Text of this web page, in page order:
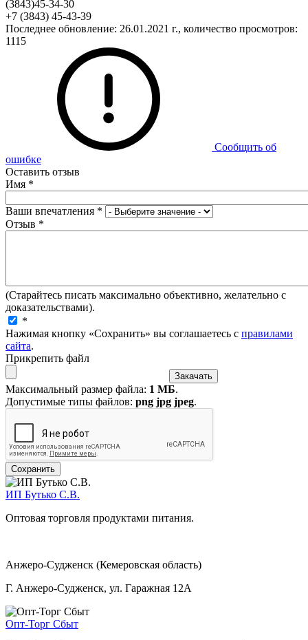
(3843)45-34-30
+7 (3843) 45-43-39
Последнее обновление: 26.01.2021 г., количество просмотров:
1115
Сообщить об
ошибке
Оставить отзыв
Имя *
Ваши впечатления *
Отзыв *
(Старайтесь писать максимально объективно, желательно с
доказательствами).
*
Нажимая кнопку «Сохранить» вы соглашаетесь с правилами
сайта.
Прикрепить файл
Максимальный размер файла: 1 МБ.
Допустимые типы файлов: png jpg jpeg.
ИП Бутько С.В.
Оптовая торговля продуктами питания.
Анжеро-Судженск (Кемеровская область)
Г. Анжеро-Судженск, ул. Гаражная 12А
Опт-Торг Сбыт